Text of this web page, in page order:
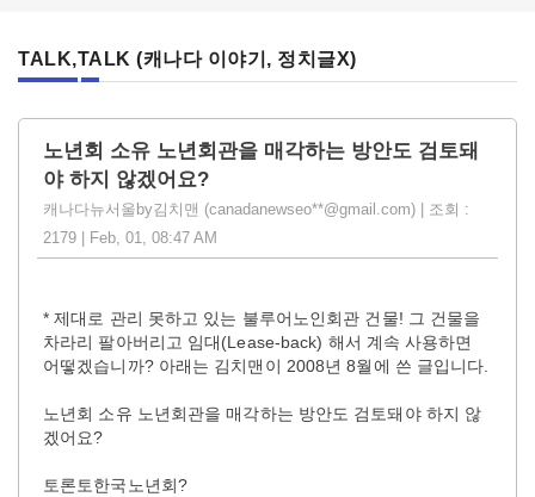
TALK,TALK (캐나다 이야기, 정치글X)
노년회 소유 노년회관을 매각하는 방안도 검토돼
야 하지 않겠어요?
캐나다뉴서울by김치맨 (canadanewseo**@gmail.com) | 조회 :
2179 | Feb, 01, 08:47 AM
* 제대로 관리 못하고 있는 불루어노인회관 건물! 그 건물을
차라리 팔아버리고 임대(Lease-back) 해서 계속 사용하면
어떻겠습니까? 아래는 김치맨이 2008년 8월에 쓴 글입니다.
노년회 소유 노년회관을 매각하는 방안도 검토돼야 하지 않
겠어요?
토론토한국노년회?